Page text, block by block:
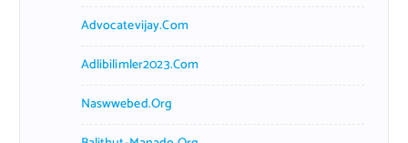
Advocatevijay.com
Adlibilimler2023.com
Naswwebed.org